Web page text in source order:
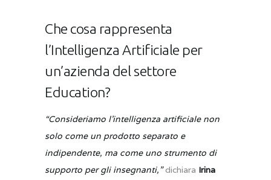
Che cosa rappresenta
l’Intelligenza Artificiale per
un’azienda del settore
Education?
“Consideriamo l’intelligenza artificiale non
solo come un prodotto separato e
indipendente, ma come uno strumento di
supporto per gli insegnanti,”dichiara Irina